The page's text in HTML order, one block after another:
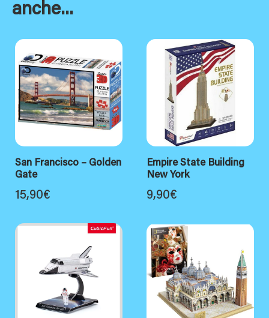
anche...
San Francisco – Golden
Gate
15,90€
Empire State Building
New York
9,90€